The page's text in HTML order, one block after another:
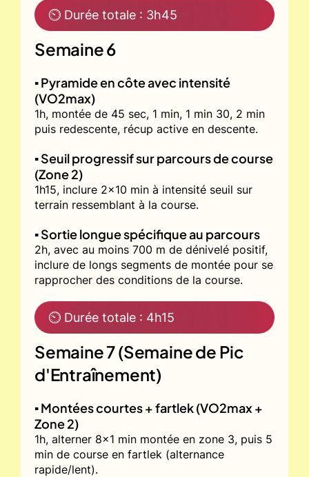
⏲ Durée totale : 3h45
Semaine 6
▪️ Pyramide en côte avec intensité
(VO2max)
1h, montée de 45 sec, 1 min, 1 min 30, 2 min
puis redescente, récup active en descente.
▪️ Seuil progressif sur parcours de course
(Zone 2)
1h15, inclure 2x10 min à intensité seuil sur
terrain ressemblant à la course.
▪️ Sortie longue spécifique au parcours
2h, avec au moins 700 m de dénivelé positif,
inclure de longs segments de montée pour se
rapprocher des conditions de la course.
⏲ Durée totale : 4h15
Semaine 7 (Semaine de Pic
d'Entraînement)
▪️ Montées courtes + fartlek (VO2max +
Zone 2)
1h, alterner 8x1 min montée en zone 3, puis 5
min de course en fartlek (alternance
rapide/lent).